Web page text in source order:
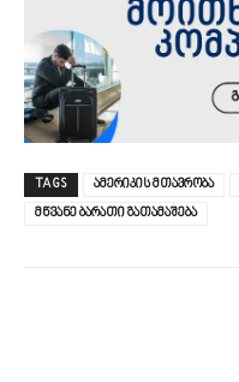
TAGS ამერიკის მთავრობა
მწვანე ბარათი გათამაშება